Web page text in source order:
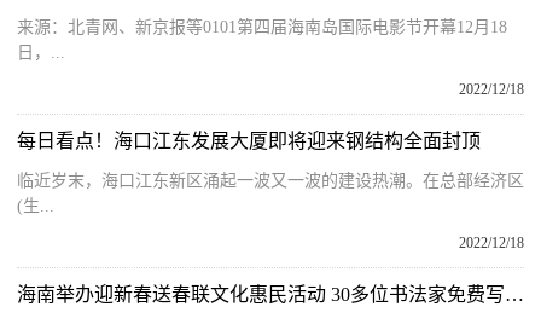
来源：北青网、新京报等0101第四届海南岛国际电影节开幕12月18
日，...
2022/12/18
每日看点！海口江东发展大厦即将迎来钢结构全面封顶
临近岁末，海口江东新区涌起一波又一波的建设热潮。在总部经济区
(生...
2022/12/18
海南举办迎新春送春联文化惠民活动 30多位书法家免费写春联